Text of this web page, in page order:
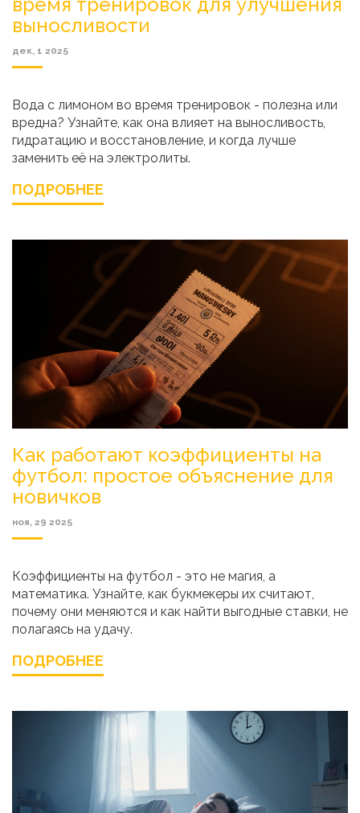
выносливости
дек, 1 2025
Вода с лимоном во время тренировок - полезна или
вредна? Узнайте, как она влияет на выносливость,
гидратацию и восстановление, и когда лучше
заменить её на электролиты.
ПОДРОБНЕЕ
Как работают коэффициенты на
футбол: простое объяснение для
новичков
ноя, 29 2025
Коэффициенты на футбол - это не магия, а
математика. Узнайте, как букмекеры их считают,
почему они меняются и как найти выгодные ставки, не
полагаясь на удачу.
ПОДРОБНЕЕ